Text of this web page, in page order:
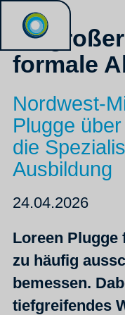
Zu
formale
Nordwest-
Plugge
die
Ausbildung
24.04.2026
Loreen Plugge
zu häufig
bemessen.
tiefgreifendes